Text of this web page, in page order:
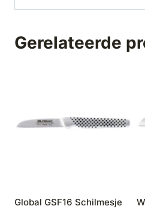
Gerelateerde
Global GSF16 Schilmesje